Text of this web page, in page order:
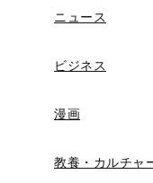
ニュース
ビジネス
漫画
教養・カルチャ